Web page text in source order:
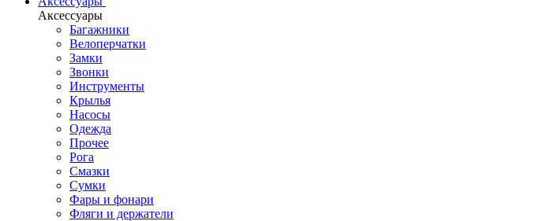
Аксессуары
Багажники
Велоперчатки
Замки
Звонки
Инструменты
Крылья
Насосы
Одежда
Прочее
Рога
Смазки
Сумки
Фары и фонари
Фляги и держатели